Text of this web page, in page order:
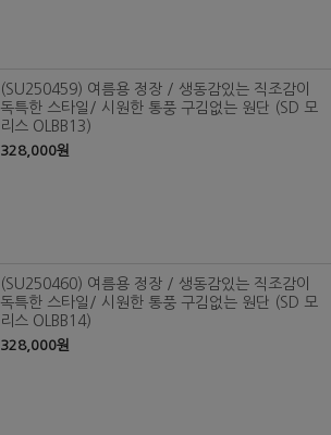
(SU250459) 여름용 정장 / 생동감있는 직조감이
독특한 스타일/ 시원한 통풍 구김없는 원단 (SD 모
리스 OLBB13)
328,000원
(SU250460) 여름용 정장 / 생동감있는 직조감이
독특한 스타일/ 시원한 통풍 구김없는 원단 (SD 모
리스 OLBB14)
328,000원